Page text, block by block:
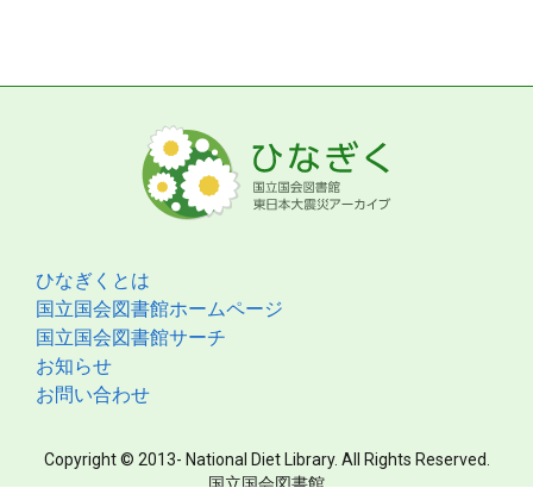
ひなぎくとは
国立国会図書館ホームページ
国立国会図書館サーチ
お知らせ
お問い合わせ
Copyright © 2013- National Diet Library. All Rights Reserved.